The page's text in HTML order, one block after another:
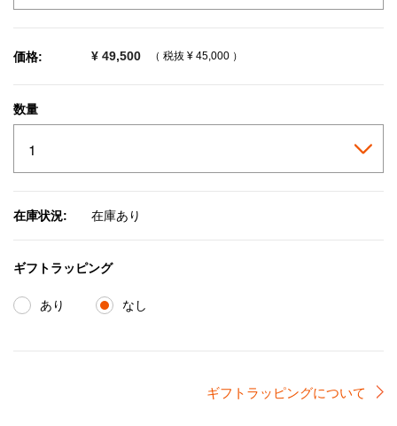
価格: ¥ 49,500 （ 税抜 ¥ 45,000 ）
数量
在庫状況: 在庫あり
ギフトラッピング
あり なし
ギフトラッピングについて